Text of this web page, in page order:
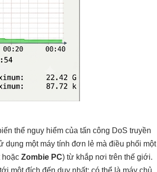
thể nguy hiểm của tấn công DoS truyền
dụng một máy tính đơn lẻ mà điều phối một
hoặcZombie PC) từ khắp nơi trên thế giới.
một đích đến duy nhất: có thể là máy chủ